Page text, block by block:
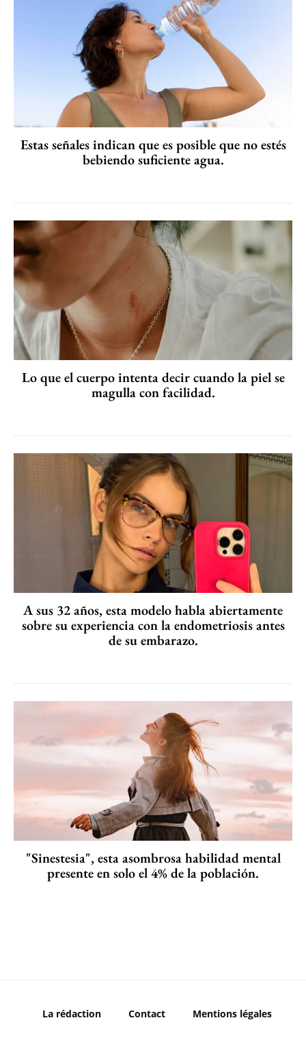
Estas señales indican que es posible que no estés
bebiendo suficiente agua.
Lo que el cuerpo intenta decir cuando la piel se
magulla con facilidad.
A sus 32 años, esta modelo habla abiertamente
sobre su experiencia con la endometriosis antes
de su embarazo.
"Sinestesia", esta asombrosa habilidad mental
presente en solo el 4% de la población.
La rédaction Contact Mentions légales